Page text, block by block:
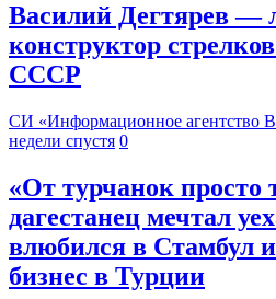
Василий Дегтярев —
конструктор
СССР
СИ «Информационное агентство
недели спустя 0
«От турчанок просто
дагестанец мечтал
влюбился в Стамбул
бизнес в Турции